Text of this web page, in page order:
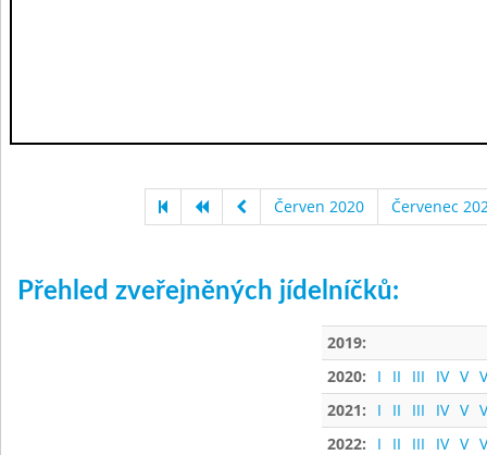
Červen 2020 Červenec
Přehled zveřejněných jídelníčků:
2019:
2020:
I II III IV V
2021:
I II III IV V
2022:
I II III IV V